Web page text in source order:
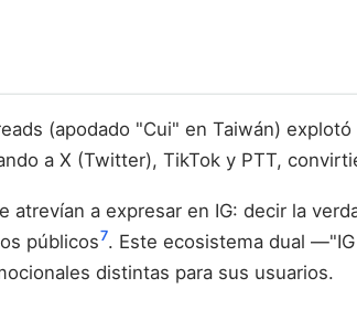
(apodado "Cui" en Taiwán)
a X (Twitter), TikTok y PTT,
a expresar en IG: decir la
públicos7. Este ecosistema dual
distintas para sus usuarios.